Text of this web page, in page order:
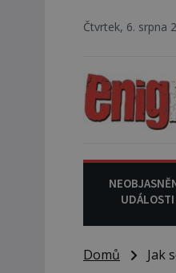
Čtvrtek, 6. srpna
UDÁLOSTI
Domů Jak